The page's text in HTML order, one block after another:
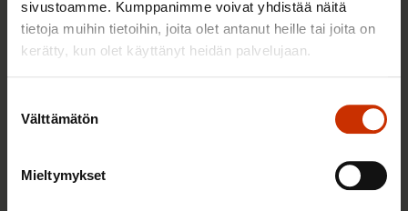
sivustoamme. Kumppanimme voivat yhdistää näitä
tietoja muihin tietoihin, joita olet antanut heille tai joita on
kerätty, kun olet käyttänyt heidän palvelujaan.
valinta
Välttämätön
Mieltymykset
TERVE JA HYVÄ TYÖELÄMÄ